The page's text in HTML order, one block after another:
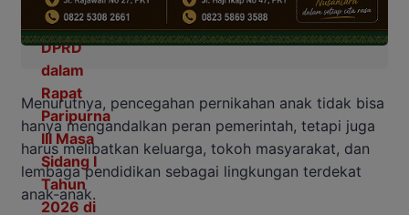
Menurutnya, pencegahan pernikahan anak tidak bisa
hanya mengandalkan peran pemerintah, tetapi juga
harus melibatkan keluarga, tokoh masyarakat, dan
lembaga pendidikan sebagai lingkungan terdekat
anak-anak.